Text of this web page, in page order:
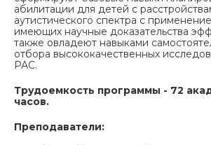
абилитации для детей с
аутистического спектра с
имеющих научные доказательства
также овладеют навыками
отбора высококачественных
РАС.
Трудоемкость программы - 72
часов.
Преподаватели: